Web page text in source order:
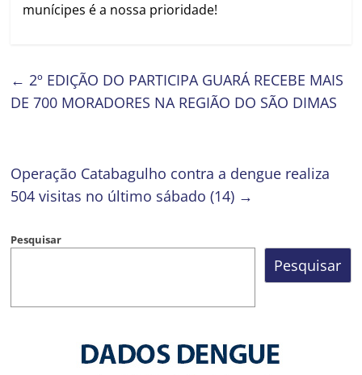
munícipes é a nossa prioridade!
← 2º EDIÇÃO DO PARTICIPA GUARÁ RECEBE MAIS
DE 700 MORADORES NA REGIÃO DO SÃO DIMAS
Operação Catabagulho contra a dengue realiza
504 visitas no último sábado (14) →
Pesquisar
Pesquisar